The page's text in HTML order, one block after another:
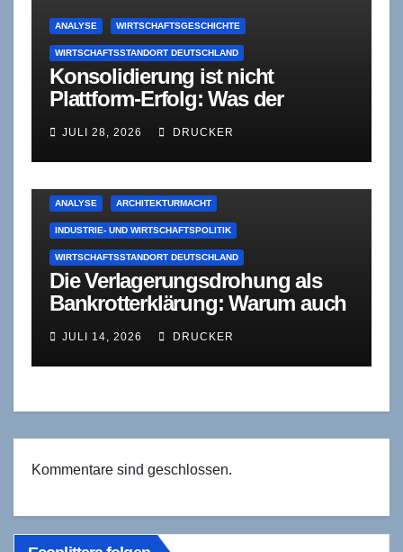
ANALYSE WIRTSCHAFTSGESCHICHTE
WIRTSCHAFTSSTANDORT DEUTSCHLAND
Konsolidierung ist nicht
Plattform-Erfolg: Was der
deutschen Großbanken verrät
JULI 28, 2026 DRUCKER
ANALYSE ARCHITEKTURMACHT
INDUSTRIE- UND WIRTSCHAFTSPOLITIK
WIRTSCHAFTSSTANDORT DEUTSCHLAND
Die Verlagerungsdrohung als
Bankrotterklärung: Warum auch
Schwäche agieren
JULI 14, 2026 DRUCKER
Kommentare sind geschlossen.